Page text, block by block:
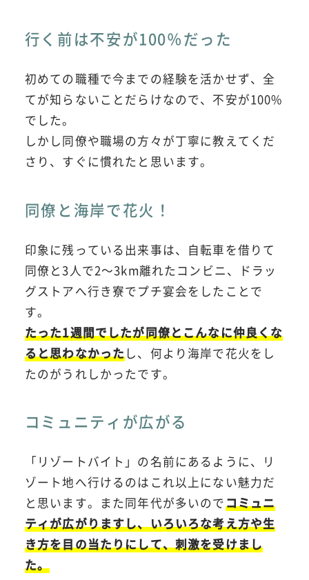
行く前は不安が100％だった
初めての職種で今までの経験を活かせず、全
てが知らないことだらけなので、不安が100%
でした。
しかし同僚や職場の方々が丁寧に教えてくだ
さり、すぐに慣れたと思います。
同僚と海岸で花火！
印象に残っている出来事は、自転車を借りて
同僚と3人で2～3km離れたコンビニ、ドラッ
グストアへ行き寮でプチ宴会をしたことで
す。
たった1週間でしたが同僚とこんなに仲良くな
ると思わなかったし、何より海岸で花火をし
たのがうれしかったです。
コミュニティが広がる
「リゾートバイト」の名前にあるように、リ
ゾート地へ行けるのはこれ以上にない魅力だ
と思います。また同年代が多いのでコミュニ
ティが広がりますし、いろいろな考え方や生
き方を目の当たりにして、刺激を受けまし
た。